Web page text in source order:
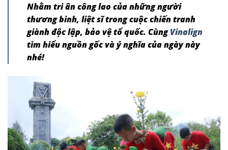
Nhằm tri ân công lao của những người
thương binh, liệt sĩ trong cuộc chiến tranh
giành độc lập, bảo vệ tổ quốc. CùngVinalign
tìm hiểu nguồn gốc và ý nghĩa của ngày này
nhé!